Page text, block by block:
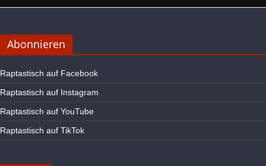
Abonnieren
Raptastisch auf Facebook
Raptastisch auf Instagram
Raptastisch auf YouTube
Raptastisch auf TikTok